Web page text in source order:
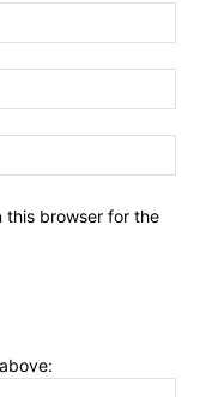
this browser for the